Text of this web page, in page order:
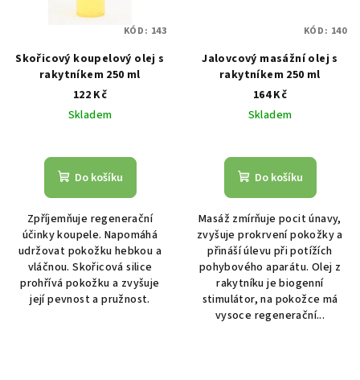
Skořicový koupelový olej s
rakytníkem 250 ml
122 Kč
Skladem
Do košíku
Zpříjemňuje regenerační
účinky koupele. Napomáhá
udržovat pokožku hebkou a
vláčnou. Skořicová silice
prohřívá pokožku a zvyšuje
její pevnost a pružnost.
KÓD: 143
Jalovcový masážní olej s
rakytníkem 250 ml
164 Kč
Skladem
Do košíku
Masáž zmírňuje pocit únavy,
zvyšuje prokrvení pokožky a
přináší úlevu při potížích
pohybového aparátu. Olej z
rakytníku je biogenní
stimulátor, na pokožce má
vysoce regenerační...
KÓD: 140